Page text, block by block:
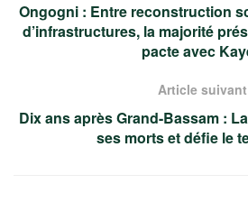
Ongogni : Entre reconstruction
d’infrastructures, la majorité
pacte avec
Article suivant
Dix ans après Grand-Bassam :
ses morts et défie le